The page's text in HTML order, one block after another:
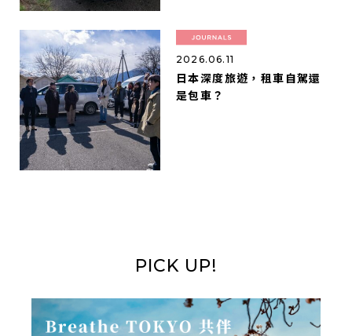
2026.06.11
日本深度旅遊，租車自駕還
是包車？
PICK UP!